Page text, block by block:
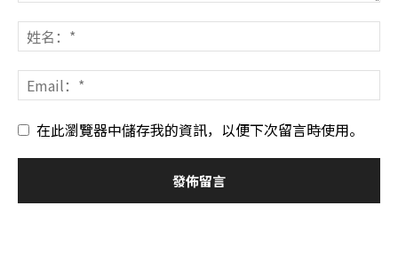
在此瀏覽器中儲存我的資訊，以便下次留言時使用。